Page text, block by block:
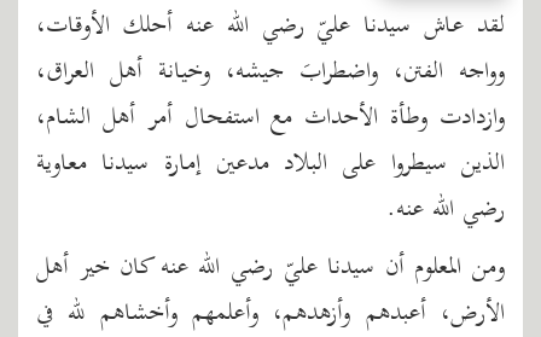
لقد عاش سيدنا عليّ رضي الله عنه أحلك الأوقات،
وواجه الفتن، واضطرابَ جيشه، وخيانة أهل العراق،
وازدادت وطأة الأحداث مع استفحال أمر أهل الشام،
الذين سيطروا على البلاد مدعين إمارة سيدنا معاوية
رضي الله عنه.
ومن المعلوم أن سيدنا عليّ رضي الله عنه كان خير أهل
الأرض، أعبدهم وأزهدهم، وأعلمهم وأخشاهم لله في